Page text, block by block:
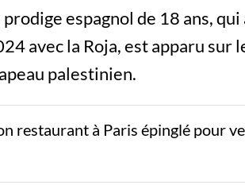
espagnol de 18 ans, qui
avec la Roja, est apparu sur
palestinien.
restaurant à Paris épinglé pour